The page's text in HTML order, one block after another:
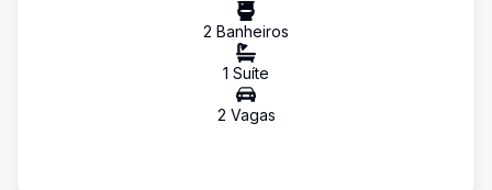
2 Banheiros
1 Suíte
2 Vagas